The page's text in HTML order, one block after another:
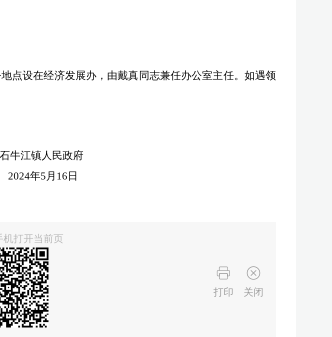
点设在经济发展办，由戴真同志兼任办公室主任。如遇领
石牛江镇人民政府
2024年5月 16 日
机打开当前页
打印 关闭